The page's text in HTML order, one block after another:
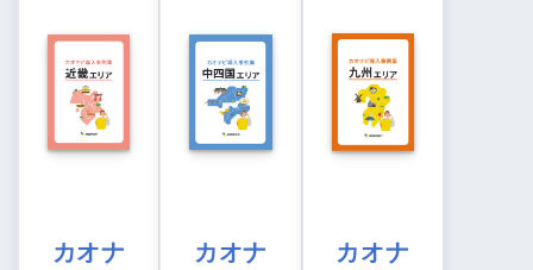
カオナ
カオナ
カオナ